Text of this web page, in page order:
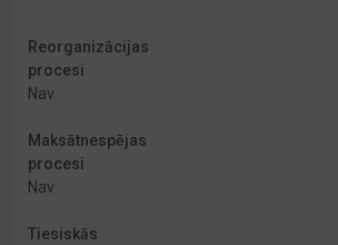
Reorganizācijas
procesi
Nav
Maksātnespējas
procesi
Nav
Tiesiskās